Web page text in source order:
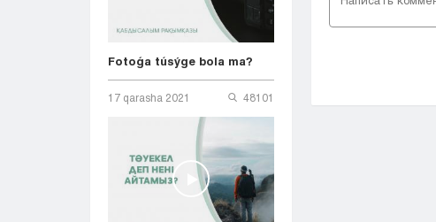
Fotoǵa túsýge bola ma?
17 qarasha 2021 48101